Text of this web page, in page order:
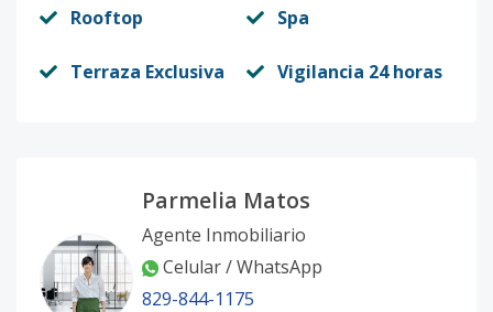
Rooftop Spa
Terraza Exclusiva Vigilancia 24 horas
Parmelia Matos
Agente Inmobiliario
Celular / WhatsApp
829-844-1175